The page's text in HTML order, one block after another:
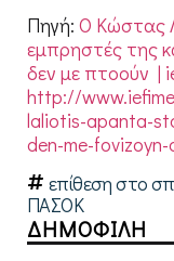
Πηγή: Ο Κώστας
εμπρηστές της
δεν με πτοούν |
http://
laliotis-apanta-
den-me-
επίθεση στο
ΠΑΣΟΚ
ΔΗΜΟΦΙΛΗ